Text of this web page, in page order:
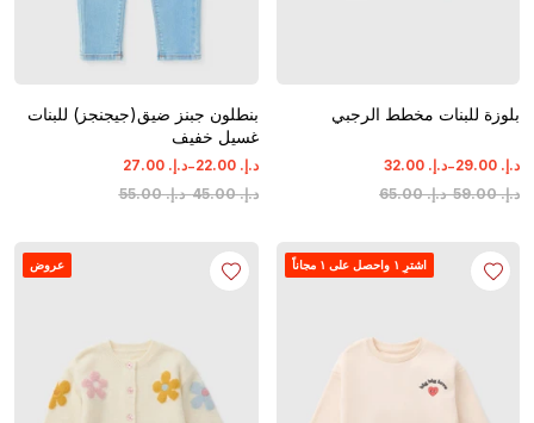
بلوزة للبنات مخطط الرجبي
د.إ. 29.00
-د.إ. 32.00
د.إ.‏
59.00
-د.إ.‏
65.00
بنطلون جبنز ضيق(جيجنجز) للبنات
غسيل خفيف
د.إ. ‏
22.00
-د.إ. ‏
27.00
د.إ.‏
45.00
-د.إ.‏
55.00
اشترِ ١ واحصل على ١ مجاناً عروض